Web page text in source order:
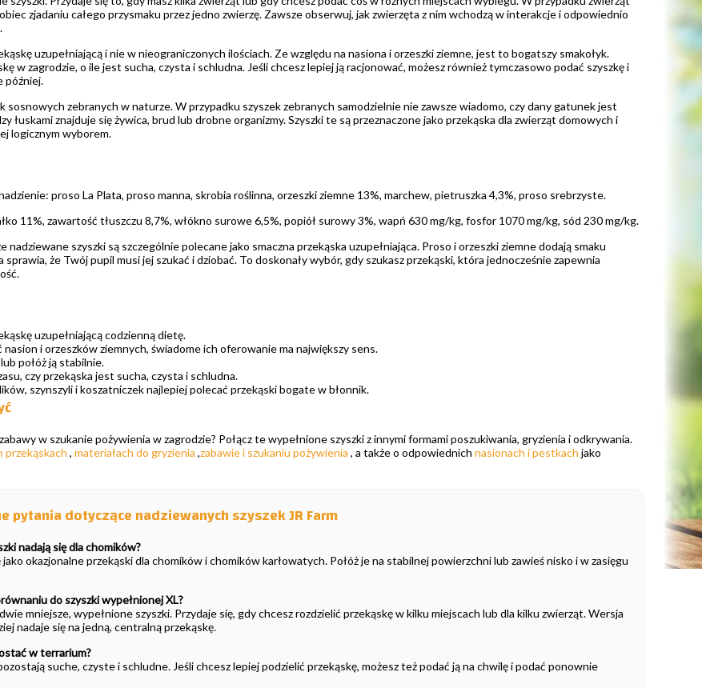
zjadaniu całego przysmaku przez jedno zwierzę. Zawsze obserwuj, jak zwierzęta z nim wchodzą w interakcje i odpowiednio
uzupełniającą i nie w nieograniczonych ilościach. Ze względu na nasiona i orzeszki ziemne, jest to bogatszy smakołyk.
w zagrodzie, o ile jest sucha, czysta i schludna. Jeśli chcesz lepiej ją racjonować, możesz również tymczasowo podać szyszkę i
później.
sosnowych zebranych w naturze. W przypadku szyszek zebranych samodzielnie nie zawsze wiadomo, czy dany gatunek jest
łuskami znajduje się żywica, brud lub drobne organizmy. Szyszki te są przeznaczone jako przekąska dla zwierząt domowych i
logicznym wyborem.
proso La Plata, proso manna, skrobia roślinna, orzeszki ziemne 13%, marchew, pietruszka 4,3%, proso srebrzyste.
11%, zawartość tłuszczu 8,7%, włókno surowe 6,5%, popiół surowy 3%, wapń 630 mg/kg, fosfor 1070 mg/kg, sód 230 mg/kg.
nadziewane szyszki są szczególnie polecane jako smaczna przekąska uzupełniająca. Proso i orzeszki ziemne dodają smaku
sprawia, że Twój pupil musi jej szukać i dziobać. To doskonały wybór, gdy szukasz przekąski, która jednocześnie zapewnia
uzupełniającą codzienną dietę.
i orzeszków ziemnych, świadome ich oferowanie ma największy sens.
połóż ją stabilnie.
czy przekąska jest sucha, czysta i schludna.
szynszyli i koszatniczek najlepiej polecać przekąski bogate w błonnik.
w szukanie pożywienia w zagrodzie? Połącz te wypełnione szyszki z innymi formami poszukiwania, gryzienia i odkrywania.
, materiałach do gryzienia ,zabawie i szukaniu pożywienia , a także o odpowiednich nasionach i pestkach jako
pytania dotyczące nadziewanych szyszek JR Farm
nadają się dla chomików?
jako okazjonalne przekąski dla chomików i chomików karłowatych. Połóż je na stabilnej powierzchni lub zawieś nisko i w zasięgu
do szyszki wypełnionej XL?
mniejsze, wypełnione szyszki. Przydaje się, gdy chcesz rozdzielić przekąskę w kilku miejscach lub dla kilku zwierząt. Wersja
nadaje się na jedną, centralną przekąskę.
w terrarium?
suche, czyste i schludne. Jeśli chcesz lepiej podzielić przekąskę, możesz też podać ją na chwilę i podać ponownie